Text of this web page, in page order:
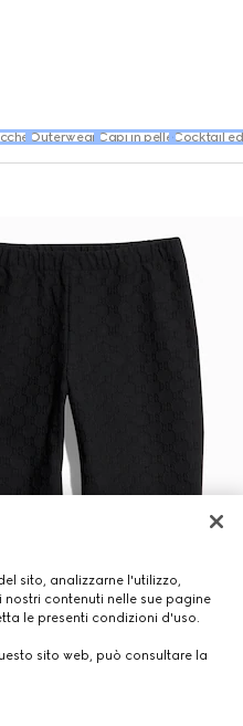
Outerwear Capi in pelleCocktail ed
sito, analizzarne l'utilizzo,
contenuti nelle sue pagine
le presenti condizioni d'uso.
sito web, può consultare la